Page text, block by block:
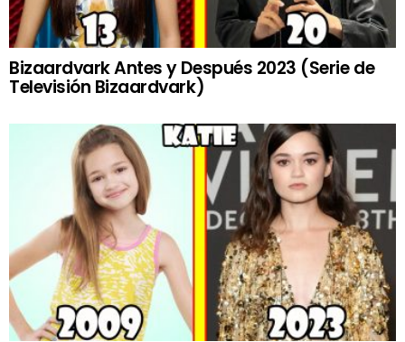
Bizaardvark Antes y Después 2023 (Serie de
Televisión Bizaardvark)